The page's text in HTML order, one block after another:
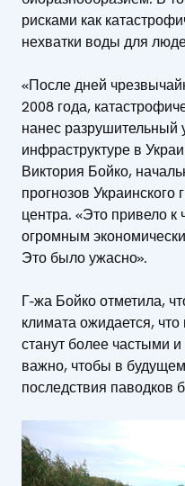
рисками как
нехватки воды для
«После дней
2008 года,
нанес разрушительный
инфраструктуре в
Виктория Бойко,
прогнозов Украинского
центра. «Это привело
огромным
Это было ужасно».
Г-жа Бойко отметила,
климата ожидается,
станут более частыми
важно, чтобы в
последствия паводков